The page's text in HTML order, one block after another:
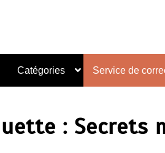
Catégories Service de
: Secrets